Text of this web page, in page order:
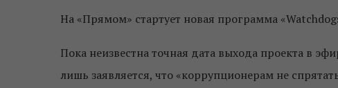
На «Прямом» стартует новая программа
Пока неизвестна точная дата выхода проекта в
лишь заявляется, что «коррупционерам не